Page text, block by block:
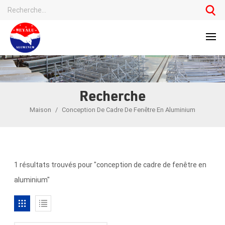
Recherche
Maison / Conception De Cadre De Fenêtre En Aluminium
1 résultats trouvés pour "conception de cadre de fenêtre en
aluminium"